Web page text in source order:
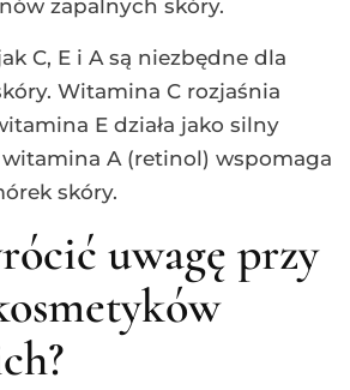
zapalnych skóry.
C, E i A są niezbędne dla
Witamina C rozjaśnia
E działa jako silny
A (retinol) wspomaga
skóry.
uwagę przy